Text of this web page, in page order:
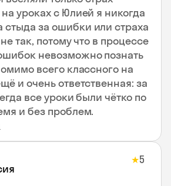
уроках с Юлией я никогда
стыда за ошибки или страха
так, потому что в процессе
невозможно познать
всего классного на
и очень ответственная: за
все уроки были чётко по
и без проблем.
★5